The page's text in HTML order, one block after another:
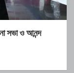
সভা ও আনন্দ